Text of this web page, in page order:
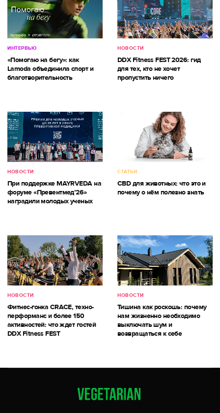
ИНТЕРВЬЮ
«Помогаю на бегу»: как
Lamoda объединила спорт и
благотворительность
НОВОСТИ
DDX Fitness FEST 2026: гид
для тех, кто не хочет
пропустить ничего
НОВОСТИ
При поддержке MAYRVEDA на
форуме «Превентмед’26»
наградили молодых ученых
СТАТЬИ
CBD для животных: что это и
почему о нём полезно знать
НОВОСТИ
Фитнес-гонка CRACE, техно-
перформанс и более 150
активностей: что ждет гостей
DDX Fitness FEST
НОВОСТИ
Тишина как роскошь: почему
нам жизненно необходимо
выключать шум и
возвращаться к себе